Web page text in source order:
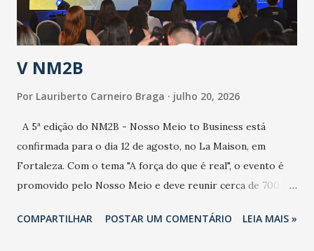
contaminação alta, podendo gerar um grande risco à
população e ao sistema de saúde. “Precisamos saber fazer a
estratificação do risco da doença, para não so...
V NM2B
Por Lauriberto Carneiro Braga julho 20, 2026
A 5ª edição do NM2B - Nosso Meio to Business está
confirmada para o dia 12 de agosto, no La Maison, em
Fortaleza. Com o tema "A força do que é real", o evento é
promovido pelo Nosso Meio e deve reunir cerca de 700
e lideranças do Mercado Nacional. Desde 2022, o NM2B
COMPARTILHAR POSTAR UM COMENTÁRIO LEIA MAIS »